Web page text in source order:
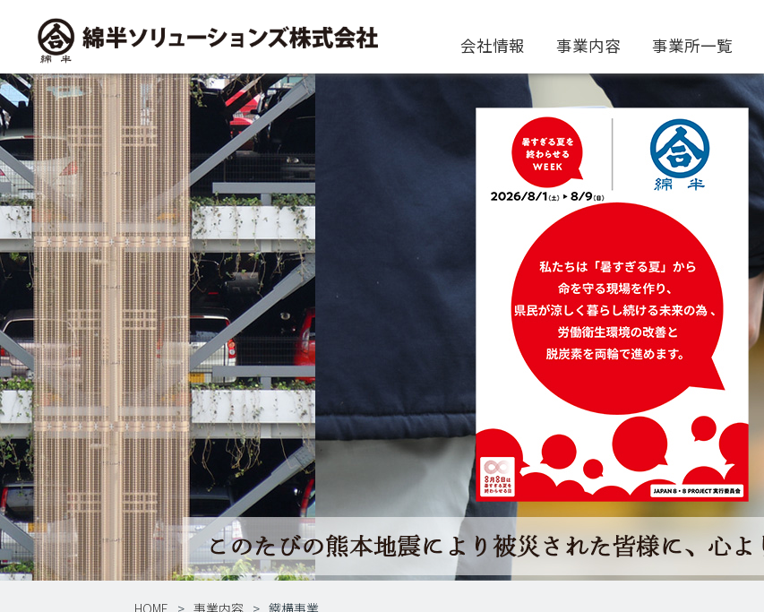
会社情報 事業内容 事業所一覧
HOME 事業内容 鐵構事業